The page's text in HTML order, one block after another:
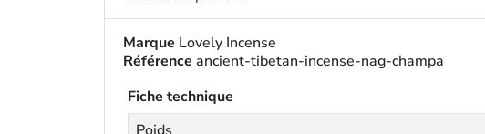
Marque Lovely Incense
Référence ancient-tibetan-incense-nag-champa
Fiche technique